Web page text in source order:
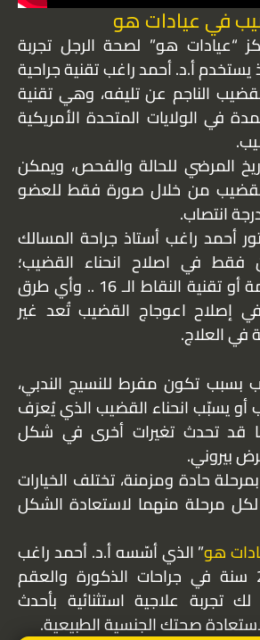
في عيادات هو
هو” لصحة الرجل تجربة
يستخدم أ.د. أحمد راغب تقنية جراحية
الناجم عن تليفه، وهي تقنية
المعتمدة في الولايات المتحدة الأمريكية
المرضي للحالة والفحص، ويمكن
من خلال صورة فقط للعضو
انتصاب.
أحمد راغب أستاذ جراحة المسالك
فقط في اصلاح انحناء القضيب؛
وهما: زراعة الدعامة أو تقنية النقاط الـ 16 .. وأي طرق
إصلاح اعوجاج القضيب تُعد غير
في العلاج.
بسبب تكون مفرط للنسيج الندبي،
أو يسبّب انحناء القضيب الذي يُعرَف
قد تحدث تغيرات أخرى في شكل
بيروني.
حادة ومزمنة، تختلف الخيارات
لكل مرحلة منهما لاستعادة الشكل
هو” الذي أسّسه أ.د. أحمد راغب
بخبرة أكثر من 20 سنة في جراحات الذكورة والعقم
لك تجربة علاجية استثنائية بأحدث
صحتك الجنسية الطبيعية.